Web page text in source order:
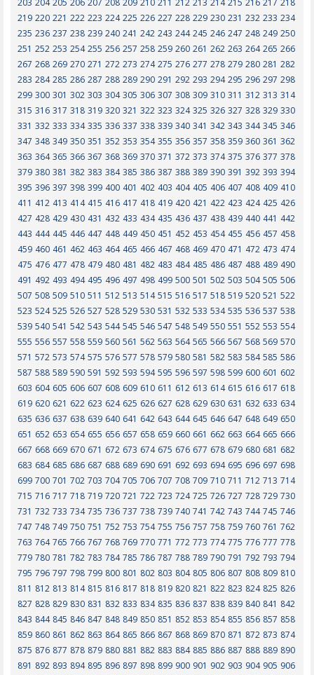
203 204 205 206 207 208 209 210 211 212 213 214 215 216 217 218
219 220 221 222 223 224 225 226 227 228 229 230 231 232 233 234
235 236 237 238 239 240 241 242 243 244 245 246 247 248 249 250
251 252 253 254 255 256 257 258 259 260 261 262 263 264 265 266
267 268 269 270 271 272 273 274 275 276 277 278 279 280 281 282
283 284 285 286 287 288 289 290 291 292 293 294 295 296 297 298
299 300 301 302 303 304 305 306 307 308 309 310 311 312 313 314
315 316 317 318 319 320 321 322 323 324 325 326 327 328 329 330
331 332 333 334 335 336 337 338 339 340 341 342 343 344 345 346
347 348 349 350 351 352 353 354 355 356 357 358 359 360 361 362
363 364 365 366 367 368 369 370 371 372 373 374 375 376 377 378
379 380 381 382 383 384 385 386 387 388 389 390 391 392 393 394
395 396 397 398 399 400 401 402 403 404 405 406 407 408 409 410
411 412 413 414 415 416 417 418 419 420 421 422 423 424 425 426
427 428 429 430 431 432 433 434 435 436 437 438 439 440 441 442
443 444 445 446 447 448 449 450 451 452 453 454 455 456 457 458
459 460 461 462 463 464 465 466 467 468 469 470 471 472 473 474
475 476 477 478 479 480 481 482 483 484 485 486 487 488 489 490
491 492 493 494 495 496 497 498 499 500 501 502 503 504 505 506
507 508 509 510 511 512 513 514 515 516 517 518 519 520 521 522
523 524 525 526 527 528 529 530 531 532 533 534 535 536 537 538
539 540 541 542 543 544 545 546 547 548 549 550 551 552 553 554
555 556 557 558 559 560 561 562 563 564 565 566 567 568 569 570
571 572 573 574 575 576 577 578 579 580 581 582 583 584 585 586
587 588 589 590 591 592 593 594 595 596 597 598 599 600 601 602
603 604 605 606 607 608 609 610 611 612 613 614 615 616 617 618
619 620 621 622 623 624 625 626 627 628 629 630 631 632 633 634
635 636 637 638 639 640 641 642 643 644 645 646 647 648 649 650
651 652 653 654 655 656 657 658 659 660 661 662 663 664 665 666
667 668 669 670 671 672 673 674 675 676 677 678 679 680 681 682
683 684 685 686 687 688 689 690 691 692 693 694 695 696 697 698
699 700 701 702 703 704 705 706 707 708 709 710 711 712 713 714
715 716 717 718 719 720 721 722 723 724 725 726 727 728 729 730
731 732 733 734 735 736 737 738 739 740 741 742 743 744 745 746
747 748 749 750 751 752 753 754 755 756 757 758 759 760 761 762
763 764 765 766 767 768 769 770 771 772 773 774 775 776 777 778
779 780 781 782 783 784 785 786 787 788 789 790 791 792 793 794
795 796 797 798 799 800 801 802 803 804 805 806 807 808 809 810
811 812 813 814 815 816 817 818 819 820 821 822 823 824 825 826
827 828 829 830 831 832 833 834 835 836 837 838 839 840 841 842
843 844 845 846 847 848 849 850 851 852 853 854 855 856 857 858
859 860 861 862 863 864 865 866 867 868 869 870 871 872 873 874
875 876 877 878 879 880 881 882 883 884 885 886 887 888 889 890
891 892 893 894 895 896 897 898 899 900 901 902 903 904 905 906